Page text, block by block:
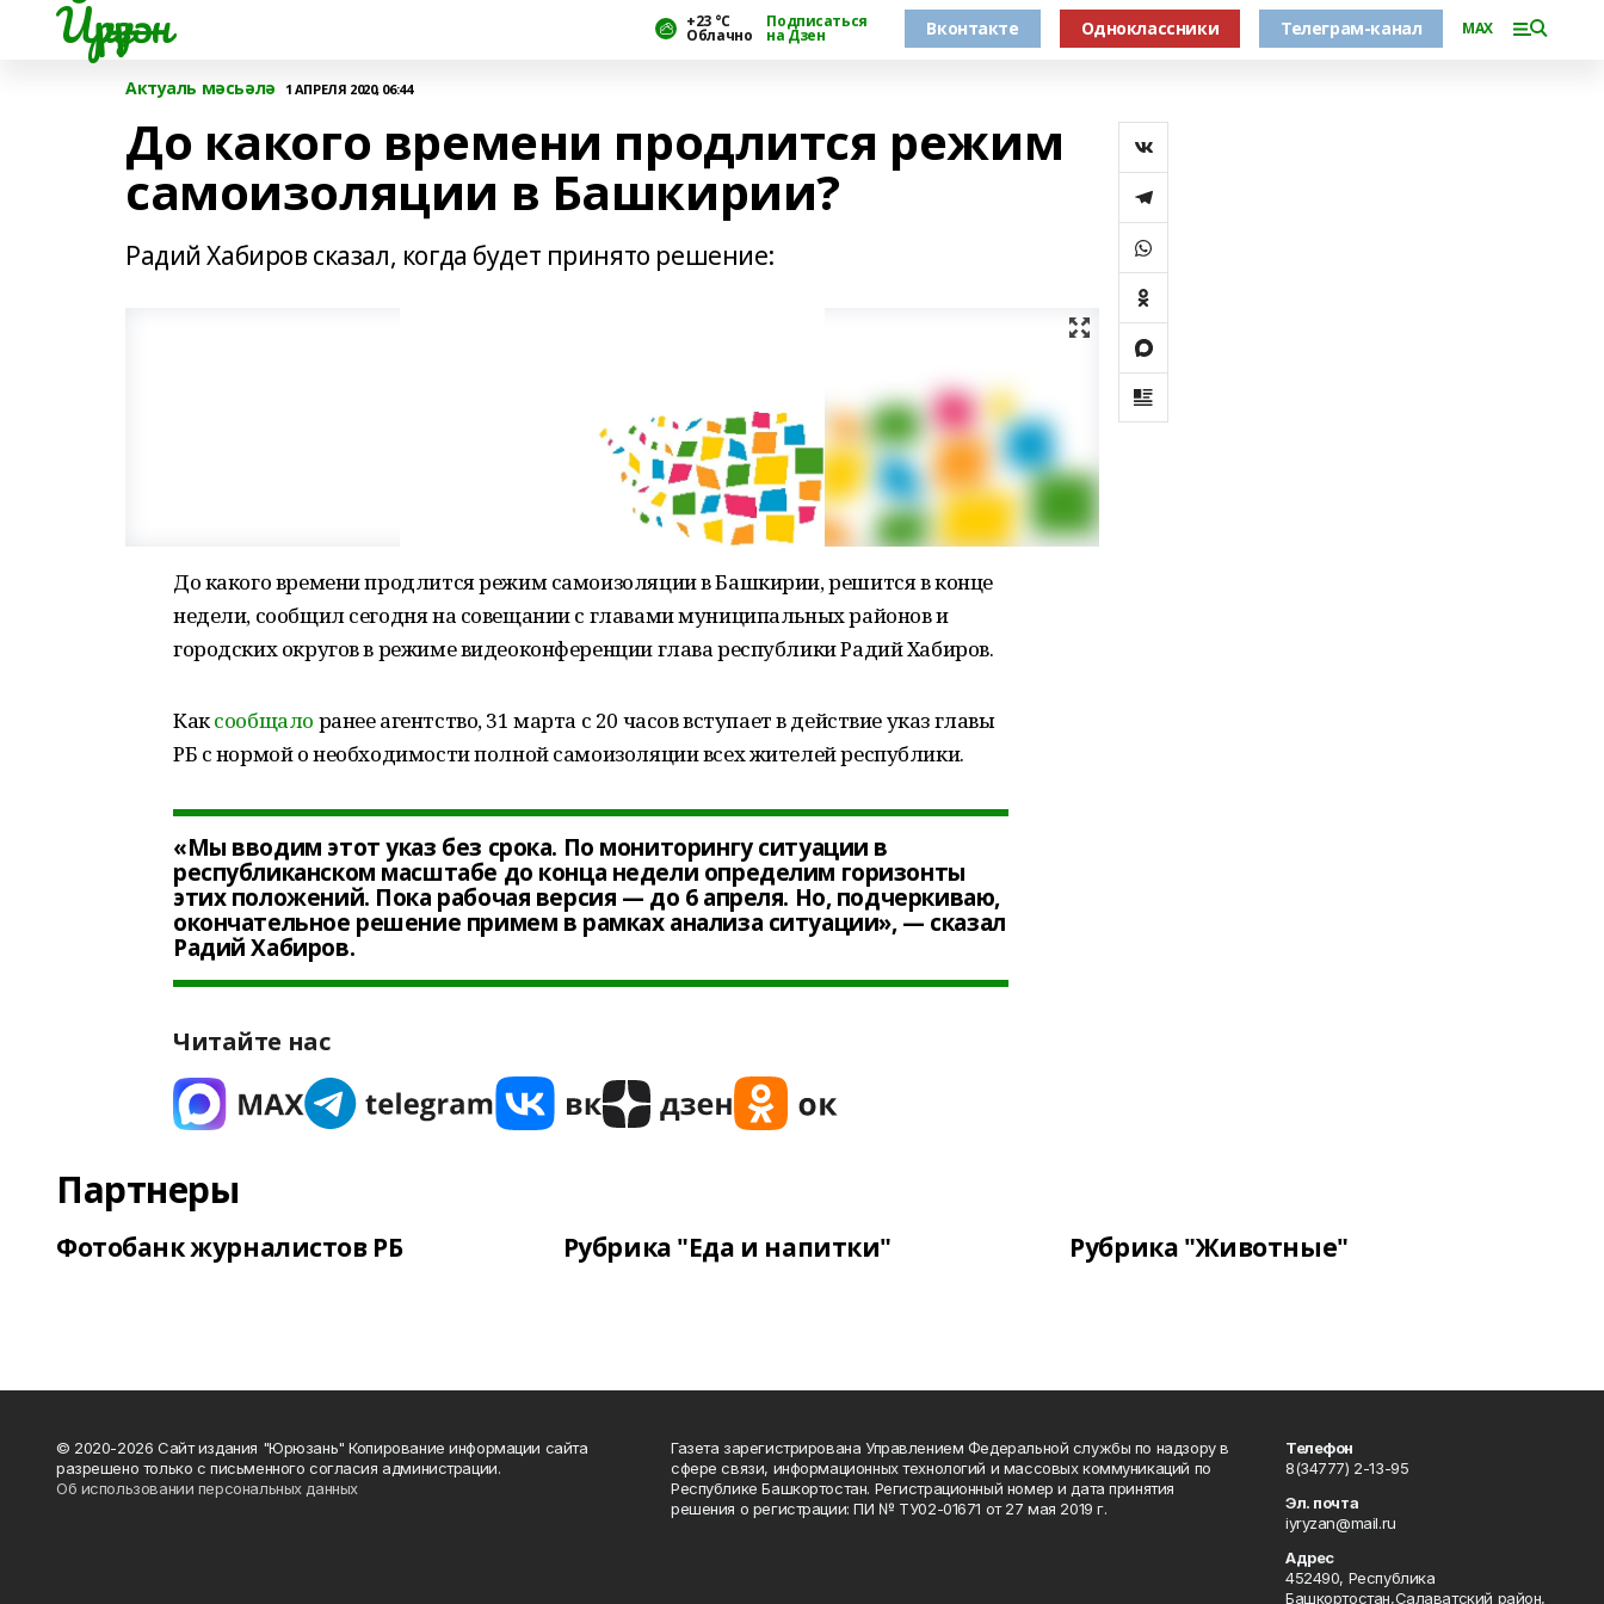
Йүрүҙән +23 °С
Облачно
Подписаться
на Дзен Вконтакте Одноклассники Телеграм-канал MAX
Актуаль мәсьәлә 1 АПРЕЛЯ 2020, 06:44
До какого времени продлится режим
самоизоляции в Башкирии?
Радий Хабиров сказал, когда будет принято решение:
До какого времени продлится режим самоизоляции в Башкирии, решится в конце
недели, сообщил сегодня на совещании с главами муниципальных районов и
городских округов в режиме видеоконференции глава республики Радий Хабиров.
Каксообщало ранее агентство, 31 марта с 20 часов вступает в действие указ главы
РБ с нормой о необходимости полной самоизоляции всех жителей республики.
«Мы вводим этот указ без срока. По мониторингу ситуации в
республиканском масштабе до конца недели определим горизонты
этих положений. Пока рабочая версия — до 6 апреля. Но, подчеркиваю,
окончательное решение примем в рамках анализа ситуации», — сказал
Радий Хабиров.
Читайте нас
Партнеры
Фотобанк журналистов РБ Рубрика "Еда и напитки" Рубрика "Животные"
© 2020-2026 Сайт издания "Юрюзань" Копирование информации сайта
разрешено только с письменного согласия администрации.
Об использовании персональных данных
Газета зарегистрирована Управлением Федеральной службы по надзору в
сфере связи, информационных технологий и массовых коммуникаций по
Республике Башкортостан. Регистрационный номер и дата принятия
решения о регистрации: ПИ № ТУ02-01671 от 27 мая 2019 г.
Телефон
8(34777) 2-13-95
Эл. почта
iyryzan@mail.ru
Адрес
452490, Республика
Башкортостан,Салаватский район,